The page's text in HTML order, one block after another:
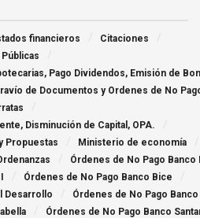
financieros
Citaciones
Pago Dividendos, Emisión de
de Documentos y Ordenes de No
Disminución de Capital, OPA.
Propuestas
Ministerio de economía
Órdenes de No Pago Banco
Órdenes de No Pago Banco Bice
Desarrollo
Órdenes de No Pago Banco
Órdenes de No Pago Banco